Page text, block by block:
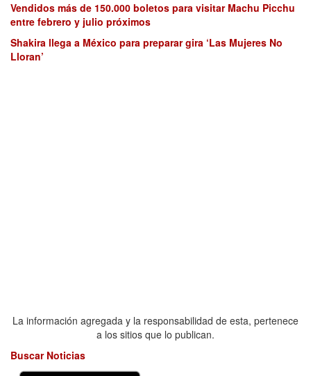
Vendidos más de 150.000 boletos para visitar Machu Picchu
entre febrero y julio próximos
Shakira llega a México para preparar gira ‘Las Mujeres No
Lloran’
La información agregada y la responsabilidad de esta, pertenece
a los sitios que lo publican.
Buscar Noticias